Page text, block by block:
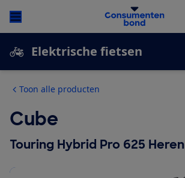
Elektrische fietsen
Toon alle producten
Cube
Touring Hybrid Pro 625 Heren